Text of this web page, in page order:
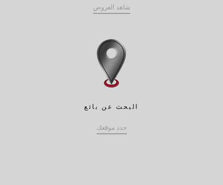
شاهد العروض
البحث عن بائع
حدد موقعك